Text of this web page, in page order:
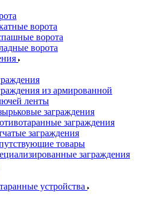
ворота
ворота
ворота
из армированной
ленты
заграждения
заграждения
заграждения
товары
заграждения
устройства